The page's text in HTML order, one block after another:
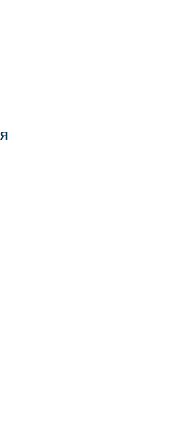
партнёр)